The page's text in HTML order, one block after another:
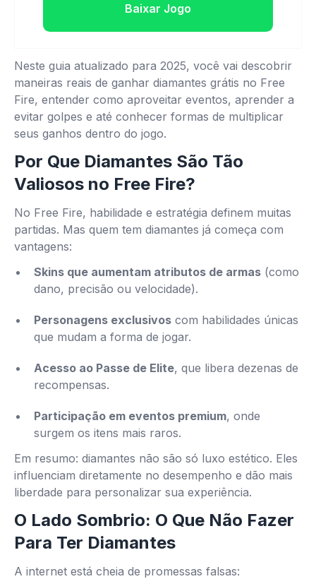
Baixar Jogo
Neste guia atualizado para 2025, você vai descobrir
maneiras reais de ganhar diamantes grátis no Free
Fire, entender como aproveitar eventos, aprender a
evitar golpes e até conhecer formas de multiplicar
seus ganhos dentro do jogo.
Por Que Diamantes São Tão
Valiosos no Free Fire?
No Free Fire, habilidade e estratégia definem muitas
partidas. Mas quem tem diamantes já começa com
vantagens:
Skins que aumentam atributos de armas (como
dano, precisão ou velocidade).
Personagens exclusivos com habilidades únicas
que mudam a forma de jogar.
Acesso ao Passe de Elite, que libera dezenas de
recompensas.
Participação em eventos premium, onde
surgem os itens mais raros.
Em resumo: diamantes não são só luxo estético. Eles
influenciam diretamente no desempenho e dão mais
liberdade para personalizar sua experiência.
O Lado Sombrio: O Que Não Fazer
Para Ter Diamantes
A internet está cheia de promessas falsas: